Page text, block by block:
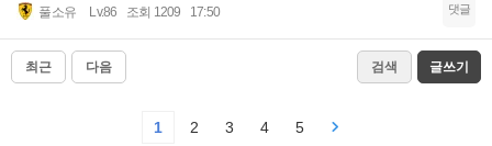
풀소유 Lv.86 조회 1209 17:50 댓글
최근 다음 검색 글쓰기
1 2 3 4 5